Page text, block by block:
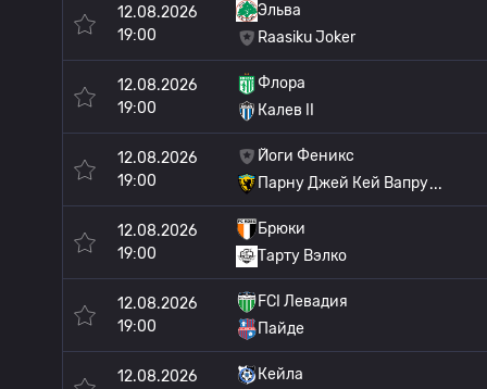
12.08.2026
19:00
Эльва
Raasiku Joker
12.08.2026
19:00
Флора
Калев II
12.08.2026
19:00
Йоги Феникс
Парну Джей Кей Вапру
12.08.2026
19:00
Брюки
Тарту Вэлко
12.08.2026
19:00
FCI Левадия
Пайде
12.08.2026
Кейла